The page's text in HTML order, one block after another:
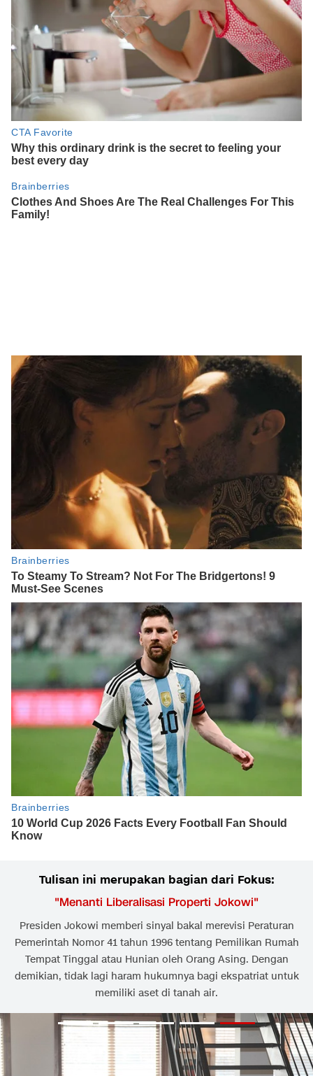
Tulisan ini merupakan bagian dari Fokus:
"Menanti Liberalisasi Properti Jokowi"
Presiden Jokowi memberi sinyal bakal merevisi Peraturan
Pemerintah Nomor 41 tahun 1996 tentang Pemilikan Rumah
Tempat Tinggal atau Hunian oleh Orang Asing. Dengan
demikian, tidak lagi haram hukumnya bagi ekspatriat untuk
memiliki aset di tanah air.